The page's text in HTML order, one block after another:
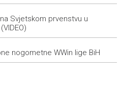
pronađene kosti, vještaci
37 ekipa iz četiri države
Svjetskom prvenstvu u
nogometne WWin lige BiH